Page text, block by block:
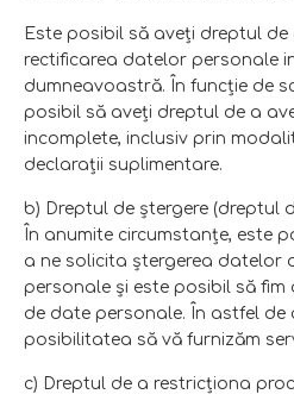
Este posibil să aveţi dreptul
rectificarea datelor personale
dumneavoastră. În funcţie de
posibil să aveţi dreptul de a
incomplete, inclusiv prin
declaraţii suplimentare.
b) Dreptul de ştergere (dreptul
În anumite circumstanţe, este
a ne solicita ştergerea datelor
personale şi este posibil să
de date personale. În astfel de
posibilitatea să vă furnizăm
c) Dreptul de a restricţiona